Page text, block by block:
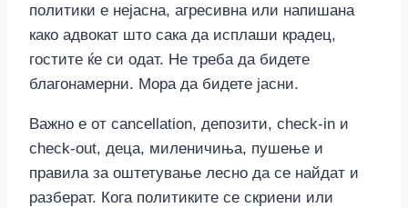
политики е нејасна, агресивна или напишана
како адвокат што сака да исплаши крадец,
гостите ќе си одат. Не треба да бидете
благонамерни. Мора да бидете јасни.
Важно е от cancellation, депозити, check-in и
check-out, деца, миленичиња, пушење и
правила за оштетување лесно да се найдат и
разберат. Кога политиките се скриени или